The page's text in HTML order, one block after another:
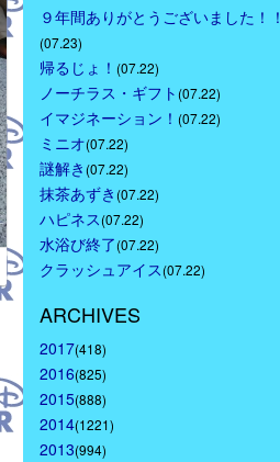
９年間ありがとうございました！！
(07.23)
帰るじょ！ (07.22)
ノーチラス・ギフト(07.22)
イマジネーション！ (07.22)
ミニオ(07.22)
謎解き(07.22)
抹茶あずき(07.22)
ハピネス(07.22)
水浴び終了(07.22)
クラッシュアイス(07.22)
ARCHIVES
2017(418)
2016(825)
2015(888)
2014(1221)
2013(994)